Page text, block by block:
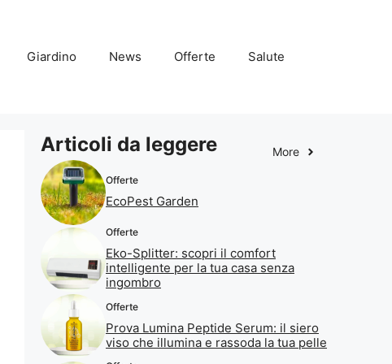
Giardino News Offerte Salute
Articoli da leggere More
Offerte
EcoPest Garden
Offerte
Eko-Splitter: scopri il comfort
intelligente per la tua casa senza
ingombro
Offerte
Prova Lumina Peptide Serum: il siero
viso che illumina e rassoda la tua pelle